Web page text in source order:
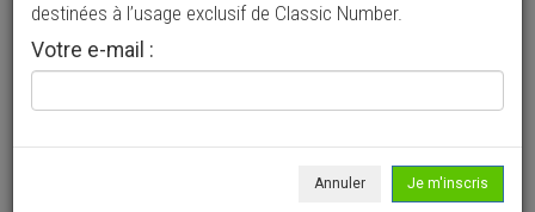
Ajouter une annonce
> Rechercher un véhicule
CSL >
destinées à l’usage exclusif de Classic Number.
Votre e-mail :
Annuler Je m'inscris